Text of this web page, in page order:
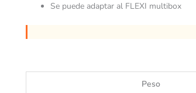
Se puede adaptar al FLEXI multibox
Peso